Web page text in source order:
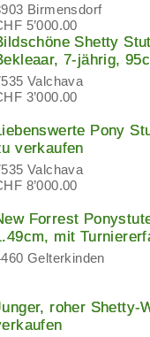
Birmensdorf
5’000.00
Shetty
7-jährig,
Valchava
3’000.00
Pony
verkaufen
Valchava
8’000.00
Forrest
mit
Gelterkinden
roher Shetty-